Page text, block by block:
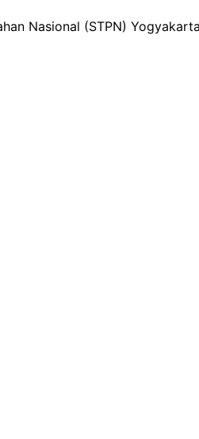
Nasional (STPN)